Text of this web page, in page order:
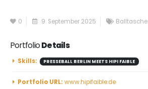
0 9. September 2025 Balltasche
PortfolioDetails
Skills: PRESSEBALL BERLIN MEETS HIPI FAIBLE
Portfolio URL: www.hipifaible.de